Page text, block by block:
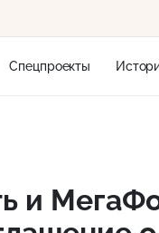
Спецпроекты
и